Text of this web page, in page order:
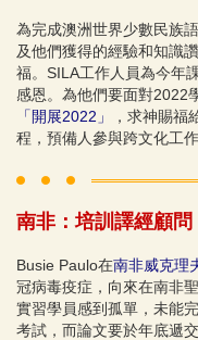
為完成澳洲世界少數民族
及他們獲得的經驗和知識
福。SILA工作人員為今年
感恩。為他們要面對2022
「開展2022」
，求神賜福
程，預備人參與跨文化工作
南非：培訓譯經顧問
Busie Paulo在南非威克理
冠病毒疫症，向來在南非
實習學員感到孤單，未能
考試，而論文要於年底遞